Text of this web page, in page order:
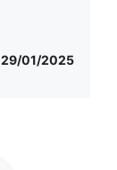
29/01/2025